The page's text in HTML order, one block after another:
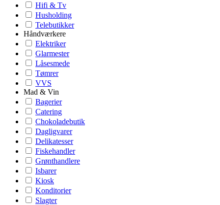
Hifi & Tv
Husholding
Telebutikker
Håndværkere
Elektriker
Glarmester
Låsesmede
Tømrer
VVS
Mad & Vin
Bagerier
Catering
Chokoladebutik
Dagligvarer
Delikatesser
Fiskehandler
Grønthandlere
Isbarer
Kiosk
Konditorier
Slagter